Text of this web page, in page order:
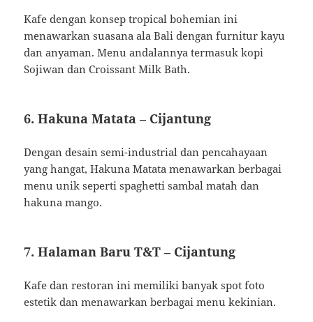
Kafe dengan konsep tropical bohemian ini
menawarkan suasana ala Bali dengan furnitur kayu
dan anyaman. Menu andalannya termasuk kopi
Sojiwan dan Croissant Milk Bath.
6.Hakuna Matata – Cijantung
Dengan desain semi-industrial dan pencahayaan
yang hangat, Hakuna Matata menawarkan berbagai
menu unik seperti spaghetti sambal matah dan
hakuna mango.
7.Halaman Baru T&T – Cijantung
Kafe dan restoran ini memiliki banyak spot foto
estetik dan menawarkan berbagai menu kekinian.